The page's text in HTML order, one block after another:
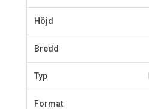
Höjd
Bredd
Typ
Format